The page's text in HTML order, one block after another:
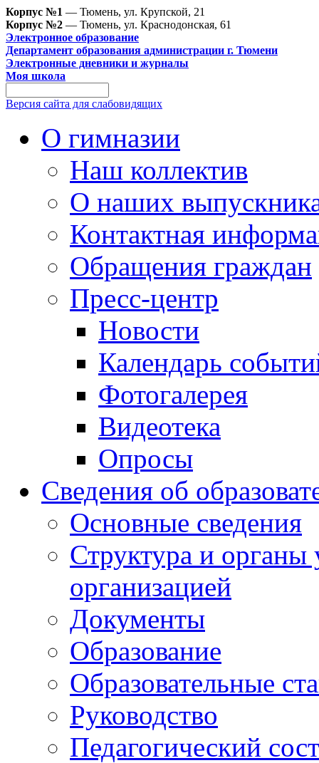
Корпус №1 — Тюмень, ул. Крупской, 21
Корпус №2 — Тюмень, ул. Краснодонская, 61
Электронное образование
Департамент образования администрации г. Тюмени
Электронные дневники и журналы
Моя школа
Версия сайта для слабовидящих
О гимназии
Наш коллектив
О наших
Контактная
Обращения граждан
Пресс-центр
Новости
Календарь
Фотогалерея
Видеотека
Опросы
Сведения об
Основные сведения
Структура и органы
организацией
Документы
Образование
Образовательные
Руководство
Педагогический